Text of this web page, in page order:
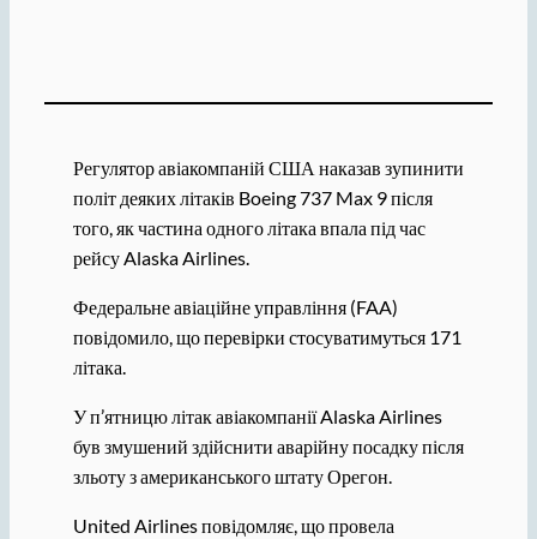
Регулятор авіакомпаній США наказав зупинити
політ деяких літаків Boeing 737 Max 9 після
того, як частина одного літака впала під час
рейсу Alaska Airlines.
Федеральне авіаційне управління (FAA)
повідомило, що перевірки стосуватимуться 171
літака.
У п’ятницю літак авіакомпанії Alaska Airlines
був змушений здійснити аварійну посадку після
зльоту з американського штату Орегон.
United Airlines повідомляє, що провела